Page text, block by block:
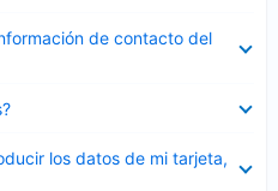
de contacto del
los datos de mi tarjeta,